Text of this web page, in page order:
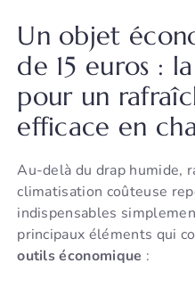
Un objet
de 15 euros :
pour un
efficace en
Au-delà du drap humide,
climatisation coûteuse
indispensables
principaux éléments qui
outils économique :